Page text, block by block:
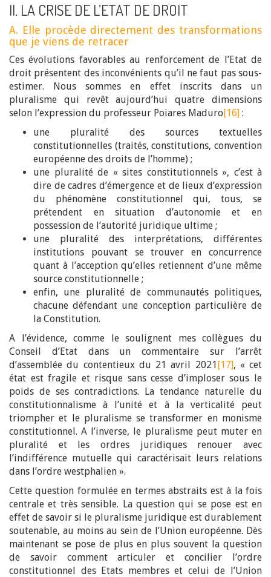
II. LA CRISE DE L’ETAT DE DROIT
A. Elle procède directement des transformations
que je viens de retracer
Ces évolutions favorables au renforcement de l’Etat de
droit présentent des inconvénients qu’il ne faut pas sous-
estimer. Nous sommes en effet inscrits dans un
pluralisme qui revêt aujourd’hui quatre dimensions
selon l’expression du professeur Poiares Maduro[16] :
une pluralité des sources textuelles
constitutionnelles (traités, constitutions, convention
européenne des droits de l’homme) ;
une pluralité de « sites constitutionnels », c’est à
dire de cadres d’émergence et de lieux d’expression
du phénomène constitutionnel qui, tous, se
prétendent en situation d’autonomie et en
possession de l’autorité juridique ultime ;
une pluralité des interprétations, différentes
institutions pouvant se trouver en concurrence
quant à l’acception qu’elles retiennent d’une même
source constitutionnelle ;
enfin, une pluralité de communautés politiques,
chacune défendant une conception particulière de
la Constitution.
A l’évidence, comme le soulignent mes collègues du
Conseil d’Etat dans un commentaire sur l’arrêt
d’assemblée du contentieux du 21 avril 2021[17], « cet
état est fragile et risque sans cesse d’imploser sous le
poids de ses contradictions. La tendance naturelle du
constitutionnalisme à l’unité et à la verticalité peut
triompher et le pluralisme se transformer en monisme
constitutionnel. A l’inverse, le pluralisme peut muter en
pluralité et les ordres juridiques renouer avec
l’indifférence mutuelle qui caractérisait leurs relations
dans l’ordre westphalien ».
Cette question formulée en termes abstraits est à la fois
centrale et très sensible. La question qui se pose est en
effet de savoir si le pluralisme juridique est durablement
soutenable, au moins au sein de l’Union européenne. Dès
maintenant se pose de plus en plus souvent la question
de savoir comment articuler et concilier l’ordre
constitutionnel des Etats membres et celui de l’Union